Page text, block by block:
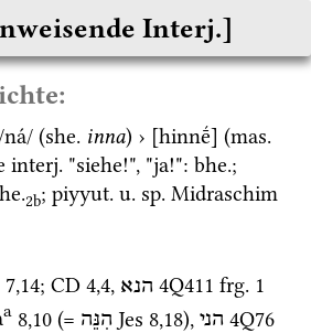
Interj.]
(she. inna) › [hinnḗ] (mas.
interj. "siehe!", "ja!": bhe.;
2b; piyyut. u. sp. Midraschim
7,14; CD 4,4, הנא 4Q411 frg. 1
a 8,10 (= הִנֵּה Jes 8,18), הני 4Q76